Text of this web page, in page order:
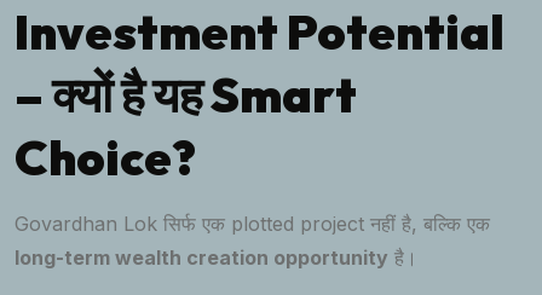
Investment Potential
– क्यों है यह Smart
Choice?
Govardhan Lok सिर्फ एक plotted project नहीं है, बल्कि एक
long-term wealth creation opportunity है।